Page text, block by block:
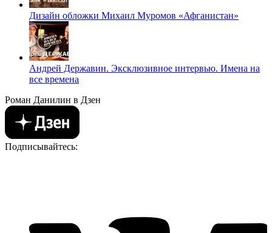
Дизайн обложки Михаил Муромов «Афганистан»
Андрей Державин. Эксклюзивное интервью. Имена на
все времена
Роман Данилин в Дзен
Подписывайтесь: